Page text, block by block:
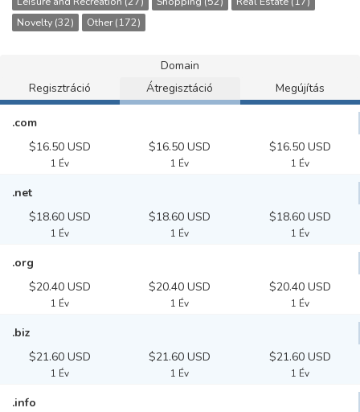
Novelty (32)
Other (172)
Domain
Regisztráció
Átregisztáció Megújítás
.com
$16.50 USD
1 Év
$16.50 USD
1 Év
$16.50 USD
1 Év
.net
$18.60 USD
1 Év
$18.60 USD
1 Év
$18.60 USD
1 Év
.org
$20.40 USD
1 Év
$20.40 USD
1 Év
$20.40 USD
1 Év
.biz
$21.60 USD
1 Év
$21.60 USD
1 Év
$21.60 USD
1 Év
.info